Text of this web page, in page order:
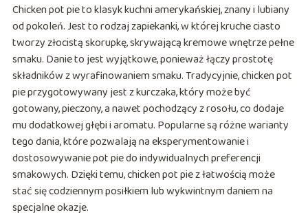
Chicken pot pie to klasyk kuchni amerykańskiej, znany i lubiany
od pokoleń. Jest to rodzaj zapiekanki, w której kruche ciasto
tworzy złocistą skorupkę, skrywającą kremowe wnętrze pełne
smaku. Danie to jest wyjątkowe, ponieważ łączy prostotę
składników z wyrafinowaniem smaku. Tradycyjnie, chicken pot
pie przygotowywany jest z kurczaka, który może być
gotowany, pieczony, a nawet pochodzący z rosołu, co dodaje
mu dodatkowej głębi i aromatu. Popularne są różne warianty
tego dania, które pozwalają na eksperymentowanie i
dostosowywanie pot pie do indywidualnych preferencji
smakowych. Dzięki temu, chicken pot pie z łatwością może
stać się codziennym posiłkiem lub wykwintnym daniem na
specjalne okazje.